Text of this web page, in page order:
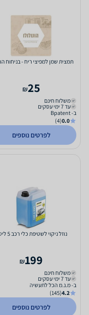
תמצית שמן למפיצי ריח - בניחוח
25
₪
משלוח חינם
עד 7 ימי עסקים
ב- Bpatent
0.0
(4)
לפרטים נוספים
נוזל ניקוי לשטיפת כלי רכב 5 ליטר
199
₪
משלוח חינם
עד 7 ימי עסקים
ב- מ.נ.מ הכל לתעשיה
4.2
(145)
לפרטים נוספים